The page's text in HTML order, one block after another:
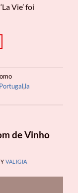
Vie’ foi
,la
de Vinho
VALIGIA